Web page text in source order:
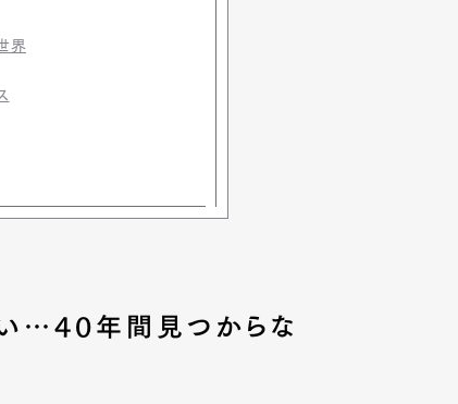
界
い…40年間見つからな